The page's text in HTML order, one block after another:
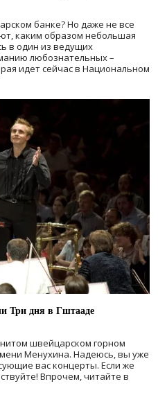
банке? Но даже не все
каким образом небольшая
в один из ведущих
любознательных –
идет сейчас в Национальном
Три дня в Гштааде
швейцарском горном
Менухина. Надеюсь, вы уже
вас концерты. Если же
Впрочем, читайте в